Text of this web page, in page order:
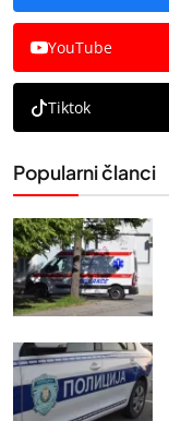
YouTube
Tiktok
Popularni članci